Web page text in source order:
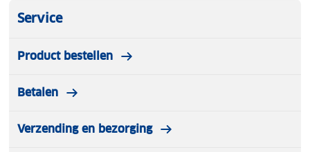
Kenmerken:
Waterproof laptop rugzak
Ruim hoofdvak met ritssluiting
Laptopvak voor 15,6 inch laptop
Service
Product bestellen
Betalen
Verzending en bezorging